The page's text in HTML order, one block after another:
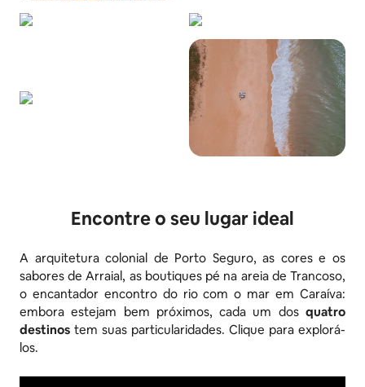
Encontre o seu lugar ideal
A arquitetura colonial de Porto Seguro, as cores e os
sabores de Arraial, as boutiques pé na areia de Trancoso,
o encantador encontro do rio com o mar em Caraíva:
embora estejam bem próximos, cada um dos quatro
destinos tem suas particularidades. Clique para explorá-
los.